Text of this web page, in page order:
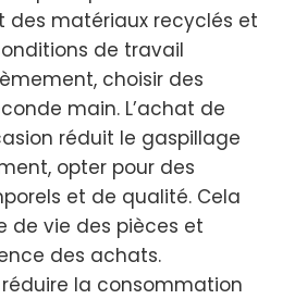
des matériaux recyclés et
de travail
choisir des
main. L’achat de
réduit le gaspillage
opter pour des
et de qualité. Cela
de vie des pièces et
des achats.
la consommation